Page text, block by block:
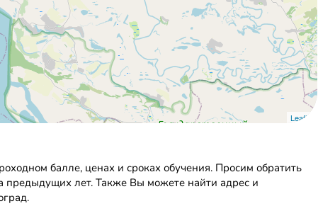
Leaflet
балле, ценах и сроках обучения. Просим обратить
предыдущих лет. Также Вы можете найти адрес и